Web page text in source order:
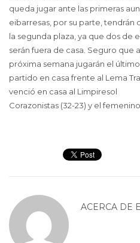
queda jugar ante las primeras
eibarresas, por su parte,
la segunda plaza, ya que dos de
serán fuera de casa. Seguro que
próxima semana jugarán el último
partido en casa frente al Lema
venció en casa al Limpiresol
Corazonistas (32-23) y el
ACERCA DE